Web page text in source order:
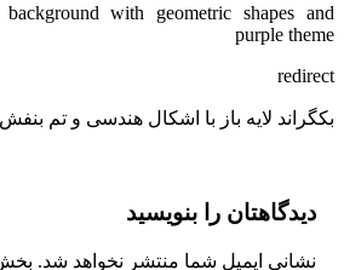
with geometric shapes and
purple theme
redirect
بکگراند لایه باز با اشکال هندسی و تم
دیدگاهتان را بنویسید
نشانی ایمیل شما منتشر نخواهد شد.